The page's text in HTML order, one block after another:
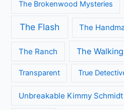
The Brokenwood Mysteries
The Flash The
The Ranch The
Transparent True
Unbreakable Kimmy Schmidt